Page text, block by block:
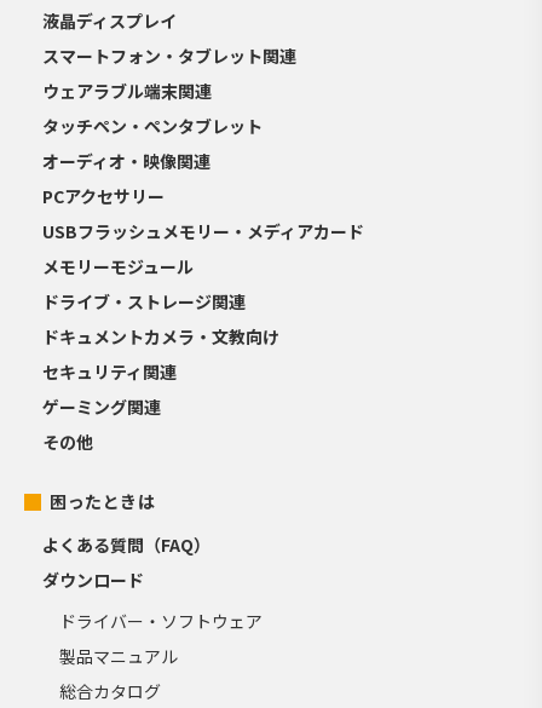
液晶ディスプレイ
スマートフォン・タブレット関連
ウェアラブル端末関連
タッチペン・ペンタブレット
オーディオ・映像関連
PCアクセサリー
USBフラッシュメモリー・メディアカード
メモリーモジュール
ドライブ・ストレージ関連
ドキュメントカメラ・文教向け
セキュリティ関連
ゲーミング関連
その他
困ったときは
よくある質問（FAQ）
ダウンロード
ドライバー・ソフトウェア
製品マニュアル
総合カタログ